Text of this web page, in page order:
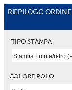
RIEPILOGO ORDINE
TIPO STAMPA
COLORE POLO